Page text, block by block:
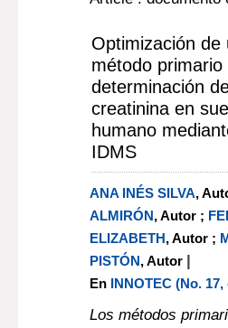
Optimización de
método primario
determinación
creatinina en
humano
IDMS
ANA INÉS SILVA,
ALMIRÓN, Autor ;
ELIZABETH, Autor ;
PISTÓN, Autor |
En INNOTEC (No.
Los métodos